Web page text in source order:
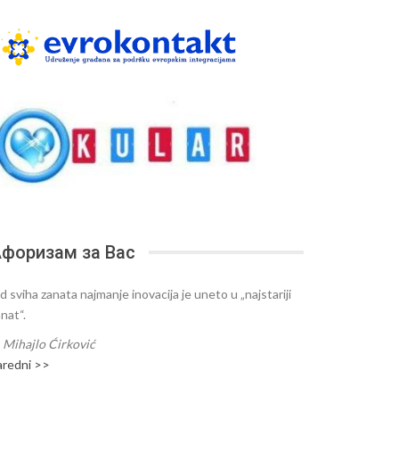
за Вас
sviha zanata najmanje inovacija je uneto u „najstariji
Mihajlo Ćirković
>>